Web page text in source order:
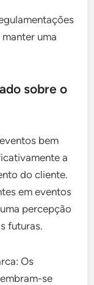
uma
sobre o
bem
a
do cliente.
em eventos
percepção
futuras.
Os
se